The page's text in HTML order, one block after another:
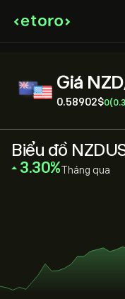
Giá
0.58902‎$‎0
Biểu đồ
‎3.30‎ Tháng qua